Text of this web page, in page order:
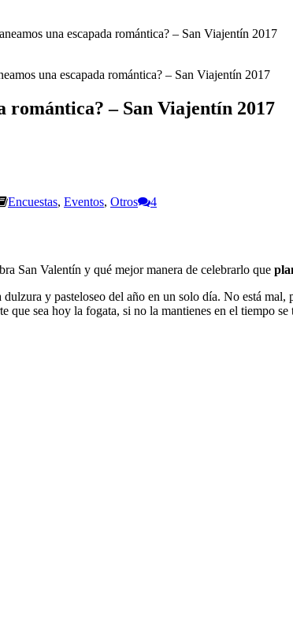
una escapada romántica? – San Viajentín 2017
una escapada romántica? – San Viajentín 2017
romántica? – San Viajentín 2017
Encuestas, Eventos, Otros
4
San Valentín y qué mejor manera de celebrarlo que
y pasteloseo del año en un solo día. No está
que sea hoy la fogata, si no la mantienes en el tiempo se